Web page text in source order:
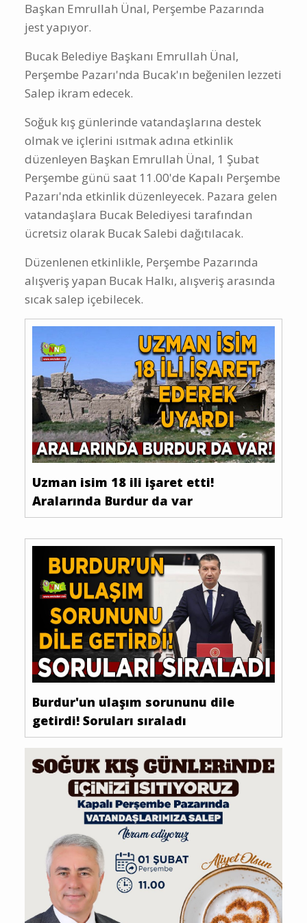
Başkan Emrullah Ünal, Perşembe Pazarında
jest yapıyor.
Bucak Belediye Başkanı Emrullah Ünal,
Perşembe Pazarı'nda Bucak'ın beğenilen lezzeti
Salep ikram edecek.
Soğuk kış günlerinde vatandaşlarına destek
olmak ve içlerini ısıtmak adına etkinlik
düzenleyen Başkan Emrullah Ünal, 1 Şubat
Perşembe günü saat 11.00'de Kapalı Perşembe
Pazarı'nda etkinlik düzenleyecek. Pazara gelen
vatandaşlara Bucak Belediyesi tarafından
ücretsiz olarak Bucak Salebi dağıtılacak.
Düzenlenen etkinlikle, Perşembe Pazarında
alışveriş yapan Bucak Halkı, alışveriş arasında
sıcak salep içebilecek.
Uzman isim 18 ili işaret etti!
Aralarında Burdur da var
Burdur'un ulaşım sorununu dile
getirdi! Soruları sıraladı